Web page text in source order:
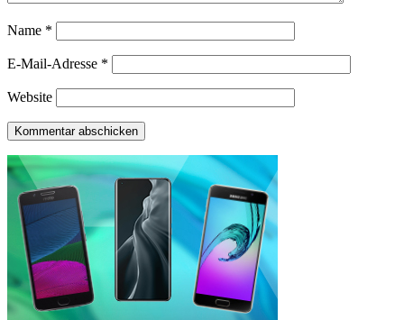
Name *
E-Mail-Adresse *
Website